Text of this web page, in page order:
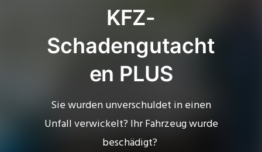
KFZ-
Schadengutacht
en PLUS
Sie wurden unverschuldet in einen
Unfall verwickelt? Ihr Fahrzeug wurde
beschädigt?